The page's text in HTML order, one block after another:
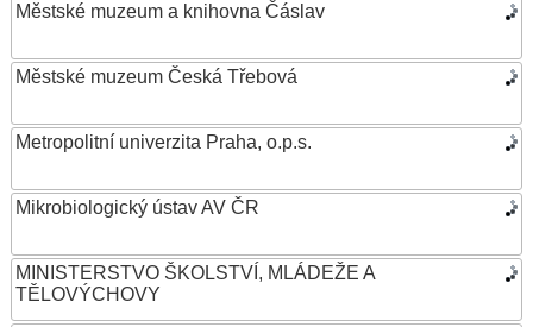
Městské muzeum a knihovna Čáslav
Městské muzeum Česká Třebová
Metropolitní univerzita Praha, o.p.s.
Mikrobiologický ústav AV ČR
MINISTERSTVO ŠKOLSTVÍ, MLÁDEŽE A
TĚLOVÝCHOVY